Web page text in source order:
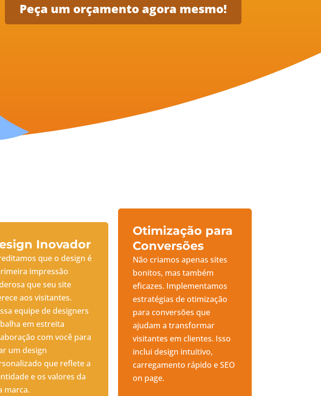
Peça um orçamento agora mesmo!
Inovador
que o design é
impressão
que seu site
aos visitantes.
equipe de designers
em estreita
com você para
um design
que reflete a
e os valores da
marca.
Otimização para
Conversões
Não criamos apenas sites
bonitos, mas também
eficazes. Implementamos
estratégias de otimização
para conversões que
ajudam a transformar
visitantes em clientes. Isso
inclui design intuitivo,
carregamento rápido e SEO
on page.